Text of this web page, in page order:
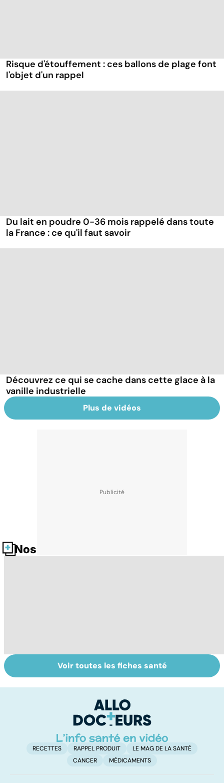
Risque d'étouffement : ces ballons de plage font
l'objet d'un rappel
Du lait en poudre 0-36 mois rappelé dans toute
la France : ce qu'il faut savoir
Découvrez ce qui se cache dans cette glace à la
vanille industrielle
Plus de vidéos
Nos fiches santé
Le TDAH, un
trouble de
hyperactivité
Accident
vasculaire
également
touché
Voir toutes les fiches santé
RECETTES RAPPEL PRODUIT
LE MAG DE LA SANTÉ
CANCER
MÉDICAMENTS